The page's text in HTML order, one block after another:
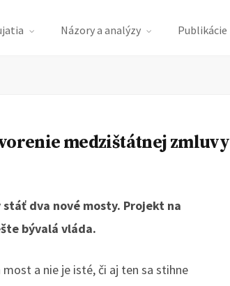
Názory a analýzy Publikácie
medzištátnej zmluvy
dva nové mosty. Projekt na
bývalá vláda.
a nie je isté, či aj ten sa stihne